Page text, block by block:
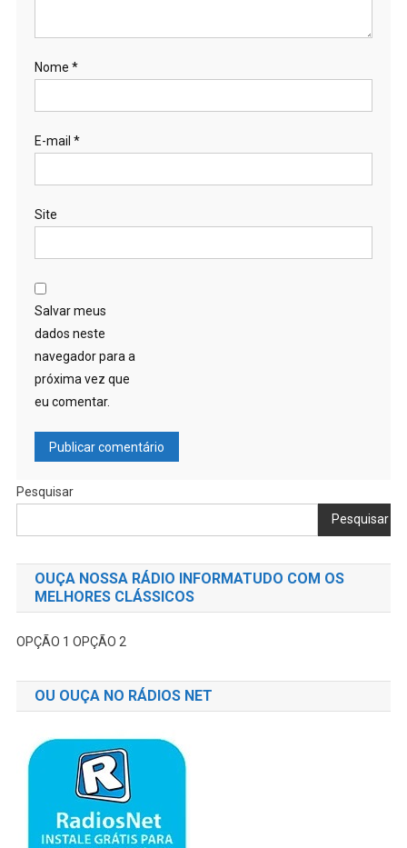
Nome *
E-mail *
Site
Salvar meus
dados neste
navegador para a
próxima vez que
eu comentar.
Pesquisar
Pesquisar
OUÇA NOSSA RÁDIO INFORMATUDO COM OS
MELHORES CLÁSSICOS
OPÇÃO 1 OPÇÃO 2
OU OUÇA NO RÁDIOS NET